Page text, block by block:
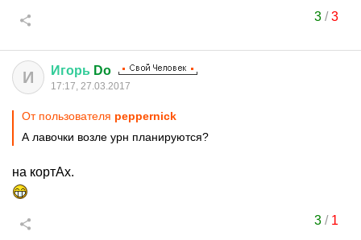
3/3
И Игорь Do
17:17, 27.03.2017
От пользователя peppernick
А лавочки возле урн планируются?
на кортАх.
3/ 1